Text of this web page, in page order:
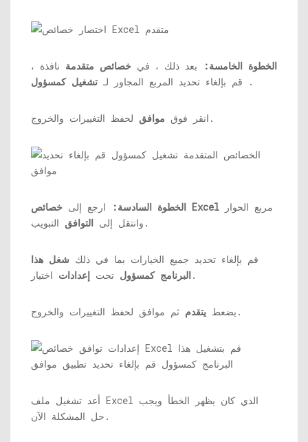
الخطوة الخامسة: بعد ذلك ، في خصائص متقدمة نافذة ،
قم بإلغاء تحديد المربع المجاور لـ تشغيل كمسؤول .
انقر فوق موافق لحفظ التغييرات والخروج.
الخطوة السادسة: ارجع إلى خصائص Excel
وانتقل إلى التوافق التبويب.
قم بإلغاء تحديد جميع الخيارات بما في ذلك شغل هذا
البرنامج كمسؤول تحت إعدادات اختيار.
يضعط يتقدم ثم موافق لحفظ التغييرات والخروج.
أعد تشغيل ملف Excel الذي كان يظهر الخطأ ويجب
حل المشكلة الآن.